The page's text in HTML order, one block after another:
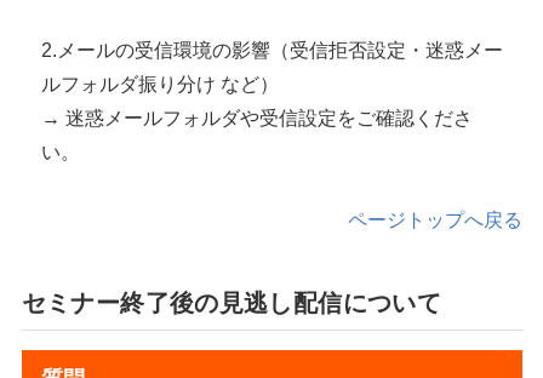
2.メールの受信環境の影響（受信拒否設定・迷惑メー
ルフォルダ振り分け など）
→ 迷惑メールフォルダや受信設定をご確認くださ
い。
ページトップへ戻る
セミナー終了後の見逃し配信について